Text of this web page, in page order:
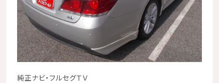
純正ナビ・フルセグＴＶ